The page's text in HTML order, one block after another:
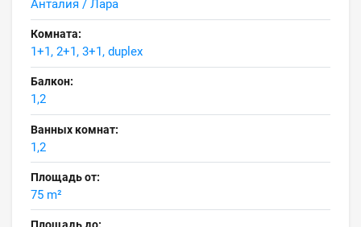
Анталия / Лара
Комната:
1+1, 2+1, 3+1, duplex
Балкон:
1,2
Ванных комнат:
1,2
Площадь от:
75 m²